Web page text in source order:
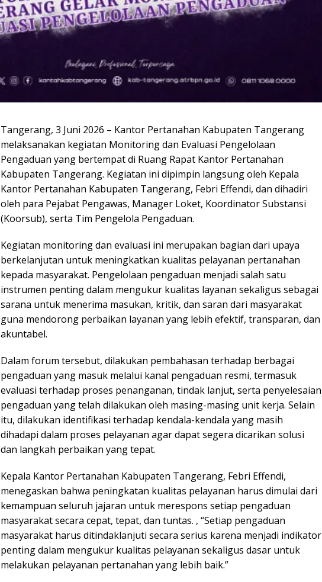
Tangerang, 3 Juni 2026 – Kantor Pertanahan Kabupaten Tangerang
melaksanakan kegiatan Monitoring dan Evaluasi Pengelolaan
Pengaduan yang bertempat di Ruang Rapat Kantor Pertanahan
Kabupaten Tangerang. Kegiatan ini dipimpin langsung oleh Kepala
Kantor Pertanahan Kabupaten Tangerang, Febri Effendi, dan dihadiri
oleh para Pejabat Pengawas, Manager Loket, Koordinator Substansi
(Koorsub), serta Tim Pengelola Pengaduan.
Kegiatan monitoring dan evaluasi ini merupakan bagian dari upaya
berkelanjutan untuk meningkatkan kualitas pelayanan pertanahan
kepada masyarakat. Pengelolaan pengaduan menjadi salah satu
instrumen penting dalam mengukur kualitas layanan sekaligus sebagai
sarana untuk menerima masukan, kritik, dan saran dari masyarakat
guna mendorong perbaikan layanan yang lebih efektif, transparan, dan
akuntabel.
Dalam forum tersebut, dilakukan pembahasan terhadap berbagai
pengaduan yang masuk melalui kanal pengaduan resmi, termasuk
evaluasi terhadap proses penanganan, tindak lanjut, serta penyelesaian
pengaduan yang telah dilakukan oleh masing-masing unit kerja. Selain
itu, dilakukan identifikasi terhadap kendala-kendala yang masih
dihadapi dalam proses pelayanan agar dapat segera dicarikan solusi
dan langkah perbaikan yang tepat.
Kepala Kantor Pertanahan Kabupaten Tangerang, Febri Effendi,
menegaskan bahwa peningkatan kualitas pelayanan harus dimulai dari
kemampuan seluruh jajaran untuk merespons setiap pengaduan
masyarakat secara cepat, tepat, dan tuntas. , “Setiap pengaduan
masyarakat harus ditindaklanjuti secara serius karena menjadi indikator
penting dalam mengukur kualitas pelayanan sekaligus dasar untuk
melakukan pelayanan pertanahan yang lebih baik.”